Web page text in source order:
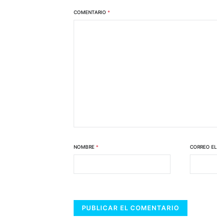
COMENTARIO *
NOMBRE * CORREO